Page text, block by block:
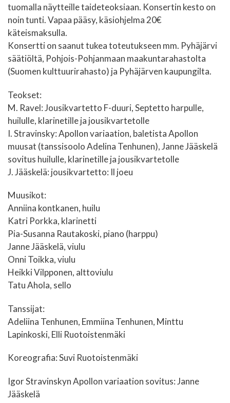
tuomalla näytteille taideteoksiaan. Konsertin kesto on
noin tunti. Vapaa pääsy, käsiohjelma 20€
käteismaksulla.
Konsertti on saanut tukea toteutukseen mm. Pyhäjärvi
säätiöltä, Pohjois-Pohjanmaan maakuntarahastolta
(Suomen kulttuurirahasto) ja Pyhäjärven kaupungilta.
Teokset:
M. Ravel: Jousikvartetto F-duuri, Septetto harpulle,
huilulle, klarinetille ja jousikvartetolle
I. Stravinsky: Apollon variaation, baletista Apollon
muusat (tanssisoolo Adelina Tenhunen), Janne Jääskelä
sovitus huilulle, klarinetille ja jousikvartetolle
J. Jääskelä: jousikvartetto: Il joeu
Muusikot:
Anniina kontkanen, huilu
Katri Porkka, klarinetti
Pia-Susanna Rautakoski, piano (harppu)
Janne Jääskelä, viulu
Onni Toikka, viulu
Heikki Vilpponen, alttoviulu
Tatu Ahola, sello
Tanssijat:
Adeliina Tenhunen, Emmiina Tenhunen, Minttu
Lapinkoski, Elli Ruotoistenmäki
Koreografia: Suvi Ruotoistenmäki
Igor Stravinskyn Apollon variaation sovitus: Janne
Jääskelä